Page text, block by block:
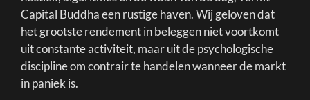
Capital Buddha een rustige haven. Wij geloven dat
het grootste rendement in beleggen niet voortkomt
uit constante activiteit, maar uit de psychologische
discipline om contrair te handelen wanneer de markt
in paniek is.